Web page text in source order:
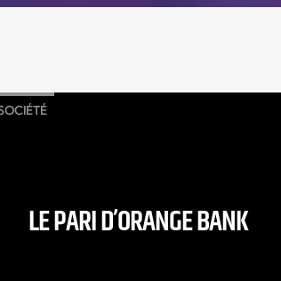
LE PARI D’ORANGE BANK